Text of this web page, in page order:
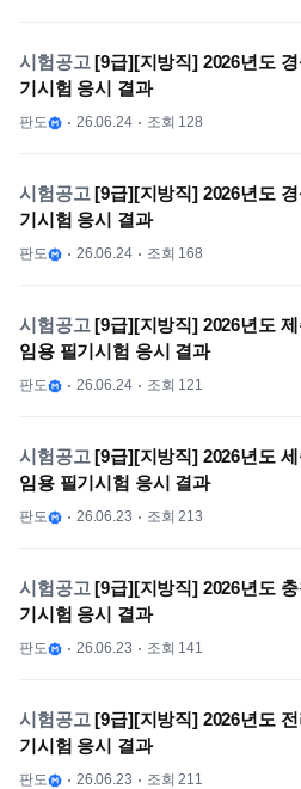
시험공고 [9급][지방직] 2026년도
기시험 응시 결과
판도 26.06.24 조회 128
시험공고 [9급][지방직] 2026년도
기시험 응시 결과
판도 26.06.24 조회 168
시험공고 [9급][지방직] 2026년도
임용 필기시험 응시 결과
판도 26.06.24 조회 121
시험공고 [9급][지방직] 2026년도
임용 필기시험 응시 결과
판도 26.06.23 조회 213
시험공고 [9급][지방직] 2026년도
기시험 응시 결과
판도 26.06.23 조회 141
시험공고 [9급][지방직] 2026년도
기시험 응시 결과
판도 26.06.23 조회 211